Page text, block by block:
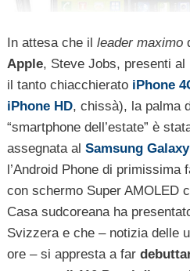
In attesa che il leader maximo
Apple, Steve Jobs, presenti al
il tanto chiacchierato iPhone
iPhone HD, chissà), la palma
“smartphone dell’estate” è
assegnata al Samsung
l’Android Phone di primissima
con schermo Super AMOLED
Casa sudcoreana ha
Svizzera e che – notizia delle
ore – si appresta a far